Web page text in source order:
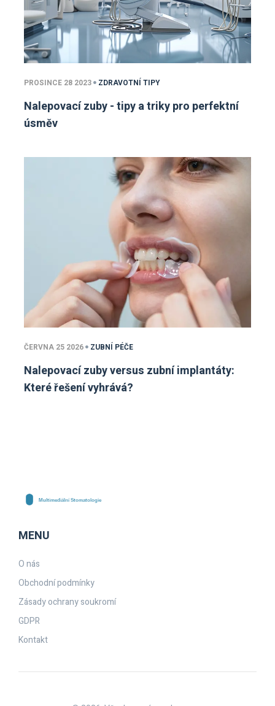
PROSINCE 28 2023 ZDRAVOTNÍ TIPY
Nalepovací zuby - tipy a triky pro perfektní
úsměv
ČERVNA 25 2026 ZUBNÍ PÉČE
Nalepovací zuby versus zubní implantáty:
Které řešení vyhrává?
MENU
O nás
Obchodní podmínky
Zásady ochrany soukromí
GDPR
Kontakt